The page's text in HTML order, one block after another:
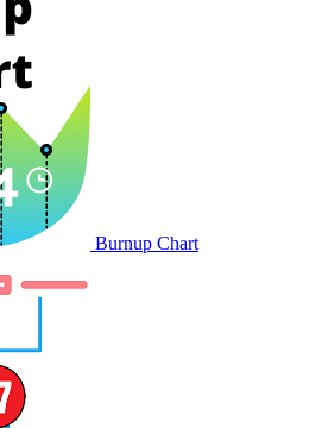
Burnup Chart